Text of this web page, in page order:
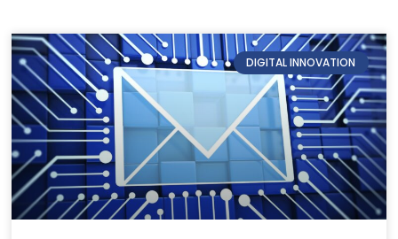
DIGITAL INNOVATION